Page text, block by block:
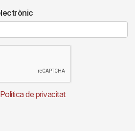
Política de privacitat